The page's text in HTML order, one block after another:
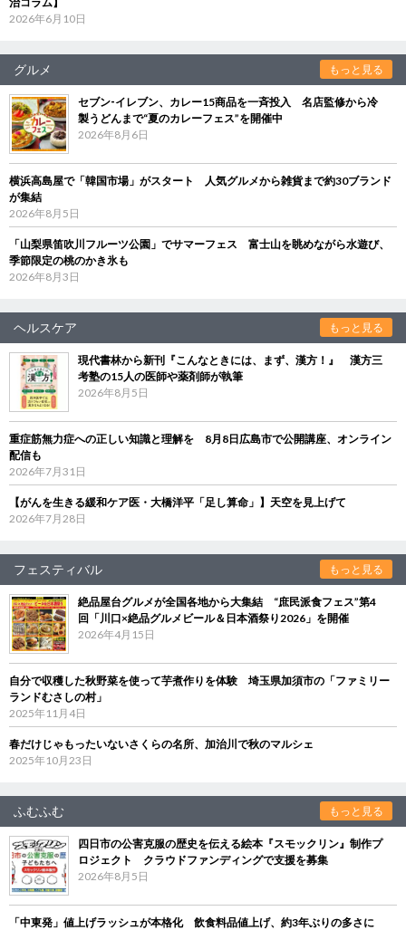
2026年6月10日
グルメ もっと見る
セブン‐イレブン、カレー15商品を一斉投入 名店監修から冷
製うどんまで“夏のカレーフェス”を開催中
2026年8月6日
横浜高島屋で「韓国市場」がスタート 人気グルメから雑貨まで約30ブランド
が集結
2026年8月5日
「山梨県笛吹川フルーツ公園」でサマーフェス 富士山を眺めながら水遊び、
季節限定の桃のかき氷も
2026年8月3日
ヘルスケア もっと見る
現代書林から新刊『こんなときには、まず、漢方！』 漢方三
考塾の15人の医師や薬剤師が執筆
2026年8月5日
重症筋無力症への正しい知識と理解を 8月8日広島市で公開講座、オンライン
配信も
2026年7月31日
【がんを生きる緩和ケア医・大橋洋平「足し算命」】天空を見上げて
2026年7月28日
フェスティバル もっと見る
絶品屋台グルメが全国各地から大集結 “庶民派食フェス”第4
回「川口×絶品グルメビール＆日本酒祭り2026」を開催
2026年4月15日
自分で収穫した秋野菜を使って芋煮作りを体験 埼玉県加須市の「ファミリー
ランドむさしの村」
2025年11月4日
春だけじゃもったいないさくらの名所、加治川で秋のマルシェ
2025年10月23日
ふむふむ もっと見る
四日市の公害克服の歴史を伝える絵本『スモックリン』制作プ
ロジェクト クラウドファンディングで支援を募集
2026年8月5日
「中東発」値上げラッシュが本格化 飲食料品値上げ、約3年ぶりの多さに